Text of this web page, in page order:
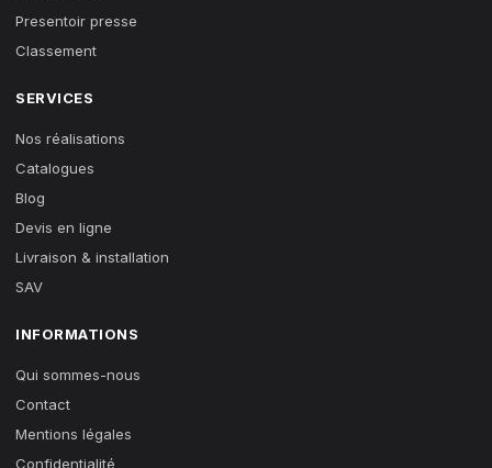
Presentoir presse
Classement
SERVICES
Nos réalisations
Catalogues
Blog
Devis en ligne
Livraison & installation
SAV
INFORMATIONS
Qui sommes-nous
Contact
Mentions légales
Confidentialité